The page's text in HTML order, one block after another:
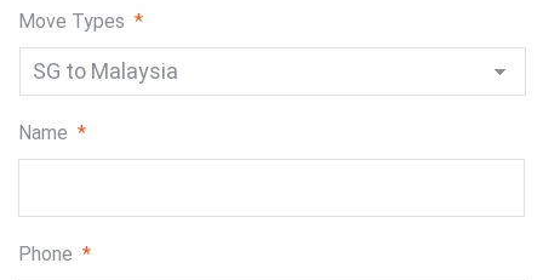
Move Types *
Name *
Phone *